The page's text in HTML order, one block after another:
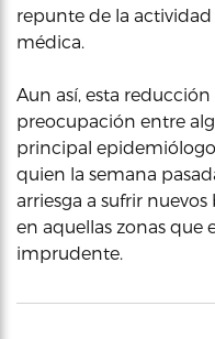
repunte de la
médica.
Aun así, esta
preocupación entre
principal
quien la semana
arriesga a sufrir
en aquellas zonas que
imprudente.